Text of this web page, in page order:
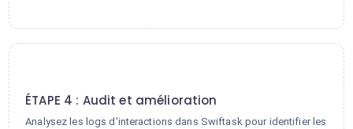
ÉTAPE 4 : Audit et amélioration
Analysez les logs d'interactions dans Swiftask pour identifier les